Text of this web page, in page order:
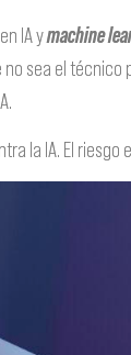
IA ymachine
sea el
la IA. El